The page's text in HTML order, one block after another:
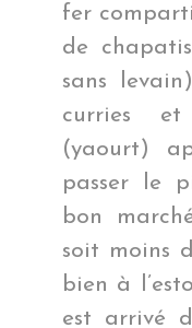
fer
de
sans
curries
(yaourt)
passer le
bon
soit moins
bien à
est arrivé